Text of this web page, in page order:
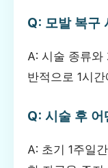
Q: 모발 복구
A: 시술 종류와
반적으로 1시
Q: 시술 후
A: 초기 1주일